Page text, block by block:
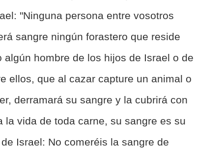
"Ninguna persona entre vosotros
sangre ningún forastero que reside
algún hombre de los hijos de Israel o de
ellos, que al cazar capture un animal o
derramará su sangre y la cubrirá con
la vida de toda carne, su sangre es su
Israel: No comeréis la sangre de